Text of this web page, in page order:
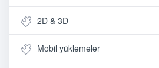
2D & 3D
Mobil yükləmələr